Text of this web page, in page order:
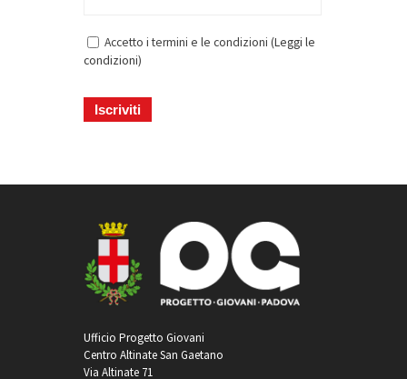
Accetto i termini e le condizioni (Leggi le
condizioni)
Ufficio Progetto Giovani
Centro Altinate San Gaetano
Via Altinate 71